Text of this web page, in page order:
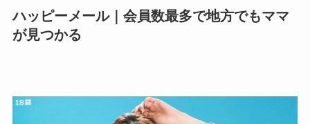
ハッピーメール｜会員数最多で地方でもママ
が見つかる